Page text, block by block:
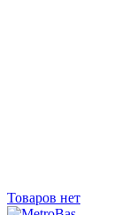
Товаров нет